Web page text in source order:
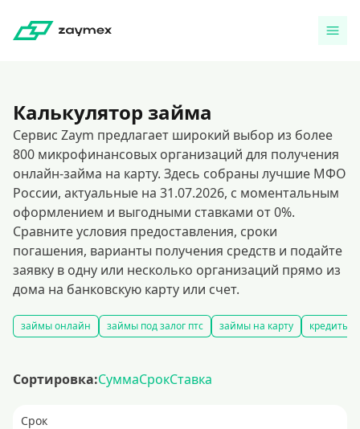
Калькулятор займа
Сервис Zaym предлагает широкий выбор из более
800 микрофинансовых организаций для получения
онлайн-займа на карту. Здесь собраны лучшие МФО
России, актуальные на 31.07.2026, с моментальным
оформлением и выгодными ставками от 0%.
Сравните условия предоставления, сроки
погашения, варианты получения средств и подайте
заявку в одну или несколько организаций прямо из
дома на банковскую карту или счет.
займы онлайн займы под залог птс займы на карту кредиты и
Сортировка:СуммаСрокСтавка
Срок